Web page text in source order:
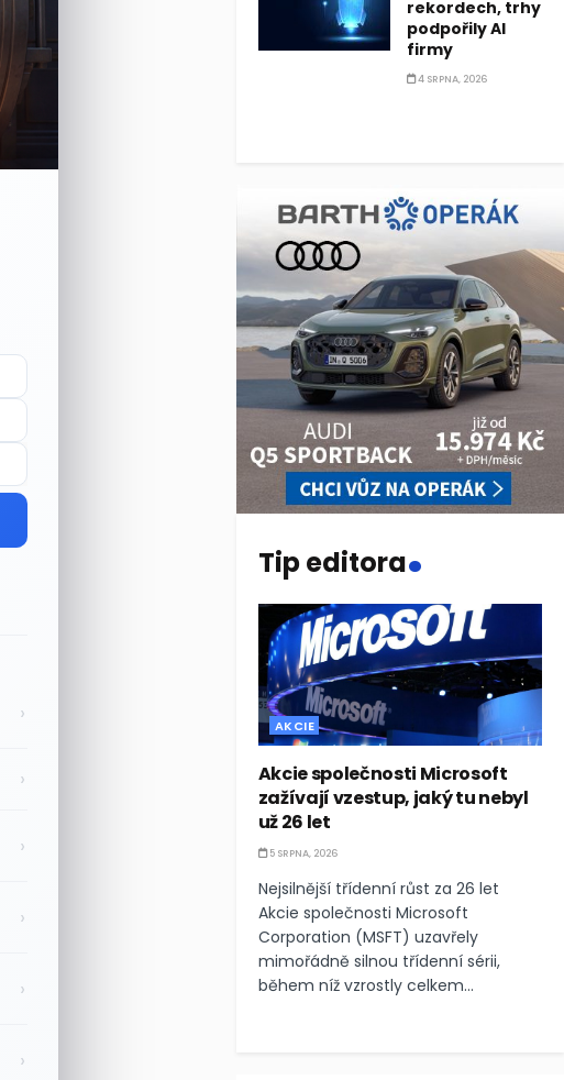
›
›
›
›
›
›
rekordech, trhy
podpořily AI
firmy
4 SRPNA, 2026
Tip editora.
AKCIE
Akcie společnosti Microsoft
zažívají vzestup, jaký tu nebyl
už 26 let
5 SRPNA, 2026
Nejsilnější třídenní růst za 26 let
Akcie společnosti Microsoft
Corporation (MSFT) uzavřely
mimořádně silnou třídenní sérii,
během níž vzrostly celkem...